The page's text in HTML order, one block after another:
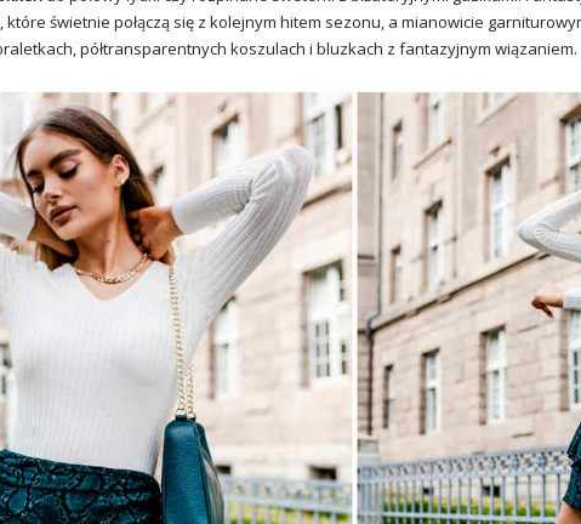
które świetnie połączą się z kolejnym hitem sezonu, a mianowicie
półtransparentnych koszulach i bluzkach z fantazyjnym wiązaniem.